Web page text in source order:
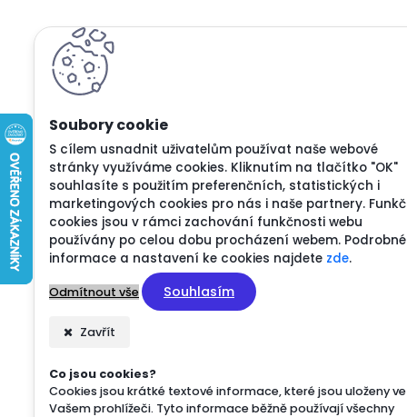
S cílem usnadnit uživatelům používat naše webové
stránky využíváme cookies. Kliknutím na tlačítko "OK"
souhlasíte s použitím preferenčních, statistických i
marketingových cookies pro nás i naše partnery.
cookies jsou v rámci zachování funkčnosti webu
používány po celou dobu procházení webem. Podrobné
informace a nastavení ke cookies najdete zde.
Odmítnout vše Souhlasím
Zavřít
Co jsou cookies?
Cookies jsou krátké textové informace, které jsou uloženy ve
Vašem prohlížeči. Tyto informace běžně používají všechny